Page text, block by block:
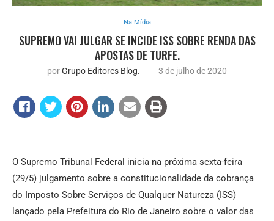
Na Mídia
SUPREMO VAI JULGAR SE INCIDE ISS SOBRE RENDA DAS
APOSTAS DE TURFE.
porGrupo Editores Blog. 3 de julho de 2020
O Supremo Tribunal Federal inicia na próxima sexta-feira
(29/5) julgamento sobre a constitucionalidade da cobrança
do Imposto Sobre Serviços de Qualquer Natureza (ISS)
lançado pela Prefeitura do Rio de Janeiro sobre o valor das